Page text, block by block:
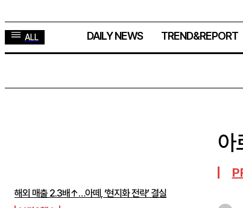
ALL DAILY NEWS TREND&REPORT
해외 매출 2.3배↑…아떼, ‘현지화 전략’ 결실
아